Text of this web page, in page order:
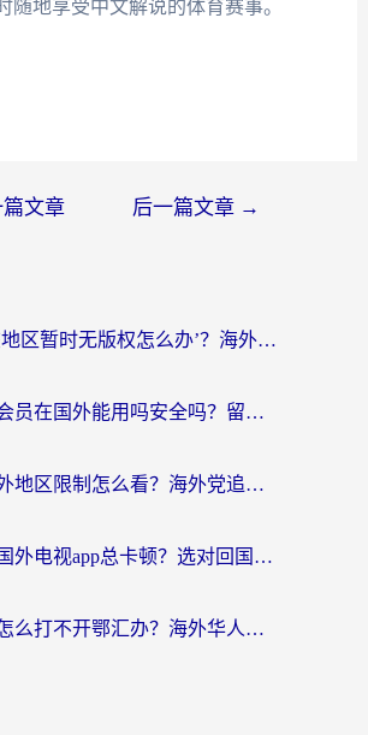
随地享受中文解说的体育赛事。
文章 后一篇文章 →
‘蜻蜓所在地区暂时无版权怎么办’？海外党看国内内容、办国内事的实用指南
搜狐视频会员在国外能用吗安全吗？留学生亲测有效的回国观影解决方案
相思蛊国外地区限制怎么看？海外党追剧听歌的终极解决方案
海外党看国外电视app总卡顿？选对回国加速器，追剧购物两不误
马来西亚怎么打不开鄂汇办？海外华人必备的回国加速指南，解决追剧、办事、阅读难题